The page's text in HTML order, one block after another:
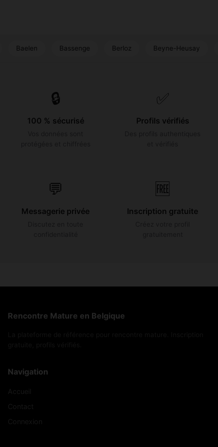
Bassenge Berloz Beyne-Heusay Blegny
🔒
100 % sécurisé
✅
Profils vérifiés
💬
Messagerie privée
🆓
Inscription gratuite
Rencontre Mature en Belgique
Navigation